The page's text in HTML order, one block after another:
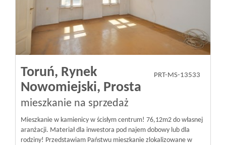
Toruń, Rynek
Nowomiejski, Prosta
mieszkanie na sprzedaż
PRT-MS-13533
Mieszkanie w kamienicy w ścisłym centrum! 76,12m2 do własnej
aranżacji. Materiał dla inwestora pod najem dobowy lub dla
rodziny! Przedstawiam Państwu mieszkanie zlokalizowane w